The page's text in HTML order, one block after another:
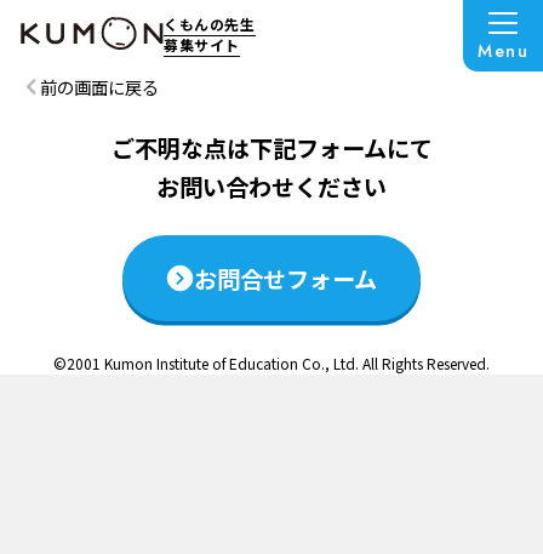
くもんの先生
募集サイト
Menu
この説明会は終了いたしました
前の画面に戻る
ご不明な点は下記フォームにて
お問い合わせください
お問合せフォーム
©2001 Kumon Institute of Education Co., Ltd. All Rights Reserved.